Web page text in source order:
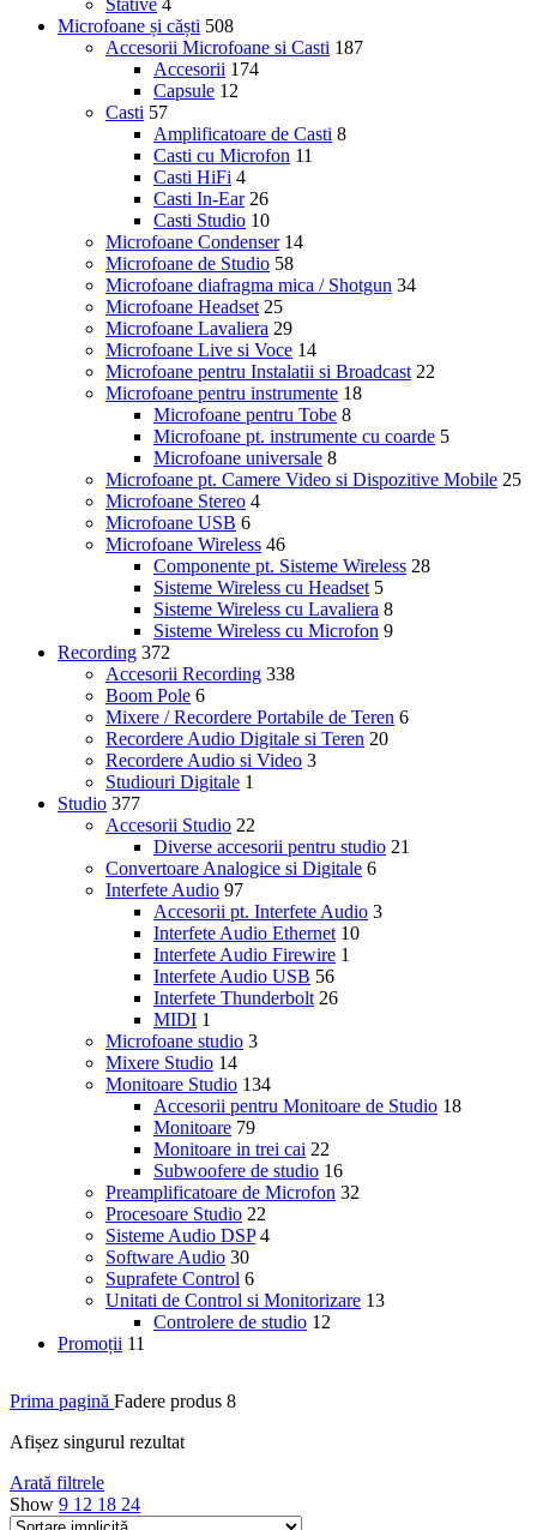
Microfoane și căști 508
Accesorii Microfoane si Casti 187
Accesorii 174
Capsule 12
Casti 57
Amplificatoare de Casti 8
Casti cu Microfon 11
Casti HiFi 4
Casti In-Ear 26
Casti Studio 10
Microfoane Condenser 14
Microfoane de Studio 58
Microfoane diafragma mica / Shotgun 34
Microfoane Headset 25
Microfoane Lavaliera 29
Microfoane Live si Voce 14
Microfoane pentru Instalatii si Broadcast 22
Microfoane pentru instrumente 18
Microfoane pentru Tobe 8
Microfoane pt. instrumente cu coarde 5
Microfoane universale 8
Microfoane pt. Camere Video si Dispozitive Mobile 25
Microfoane Stereo 4
Microfoane USB 6
Microfoane Wireless 46
Componente pt. Sisteme Wireless 28
Sisteme Wireless cu Headset 5
Sisteme Wireless cu Lavaliera 8
Sisteme Wireless cu Microfon 9
Recording 372
Accesorii Recording 338
Boom Pole 6
Mixere / Recordere Portabile de Teren 6
Recordere Audio Digitale si Teren 20
Recordere Audio si Video 3
Studiouri Digitale 1
Studio 377
Accesorii Studio 22
Diverse accesorii pentru studio 21
Convertoare Analogice si Digitale 6
Interfete Audio 97
Accesorii pt. Interfete Audio 3
Interfete Audio Ethernet 10
Interfete Audio Firewire 1
Interfete Audio USB 56
Interfete Thunderbolt 26
MIDI 1
Microfoane studio 3
Mixere Studio 14
Monitoare Studio 134
Accesorii pentru Monitoare de Studio 18
Monitoare 79
Monitoare in trei cai 22
Subwoofere de studio 16
Preamplificatoare de Microfon 32
Procesoare Studio 22
Sisteme Audio DSP 4
Software Audio 30
Suprafete Control 6
Unitati de Control si Monitorizare 13
Controlere de studio 12
Promoții 11
Prima pagină Fadere produs 8
Afișez singurul rezultat
Arată filtrele
Show 9 12 18 24